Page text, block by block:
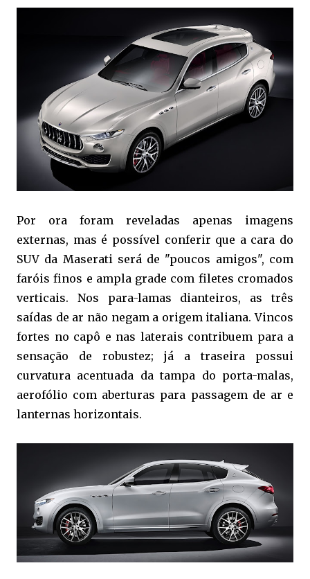
Por ora foram reveladas apenas imagens
externas, mas é possível conferir que a cara do
SUV da Maserati será de "poucos amigos", com
faróis finos e ampla grade com filetes cromados
verticais. Nos para-lamas dianteiros, as três
saídas de ar não negam a origem italiana. Vincos
fortes no capô e nas laterais contribuem para a
sensação de robustez; já a traseira possui
curvatura acentuada da tampa do porta-malas,
aerofólio com aberturas para passagem de ar e
lanternas horizontais.